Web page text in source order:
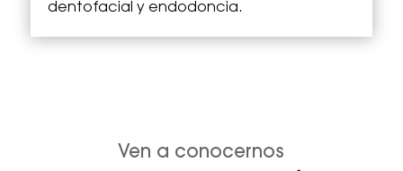
dentofacial y endodoncia.
Ven a conocernos